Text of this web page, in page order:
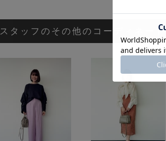
スタッフのその他のコーディネート